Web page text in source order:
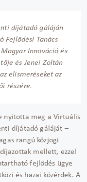
díjátadó gáláján
Fejlődési Tanács
Innováció és
és Jenei Zoltán
elismeréseket az
részére.
nyitotta meg a Virtuális
díjátadó gáláját –
rangú közjogi
mellett, ezzel
fejlődés ügye
és hazai közérdek. A